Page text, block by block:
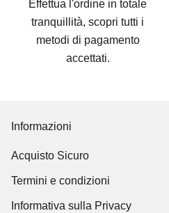
Effettua l'ordine in totale
tranquillità, scopri tutti i
metodi di pagamento
accettati.
Informazioni
Acquisto Sicuro
Termini e condizioni
Informativa sulla Privacy